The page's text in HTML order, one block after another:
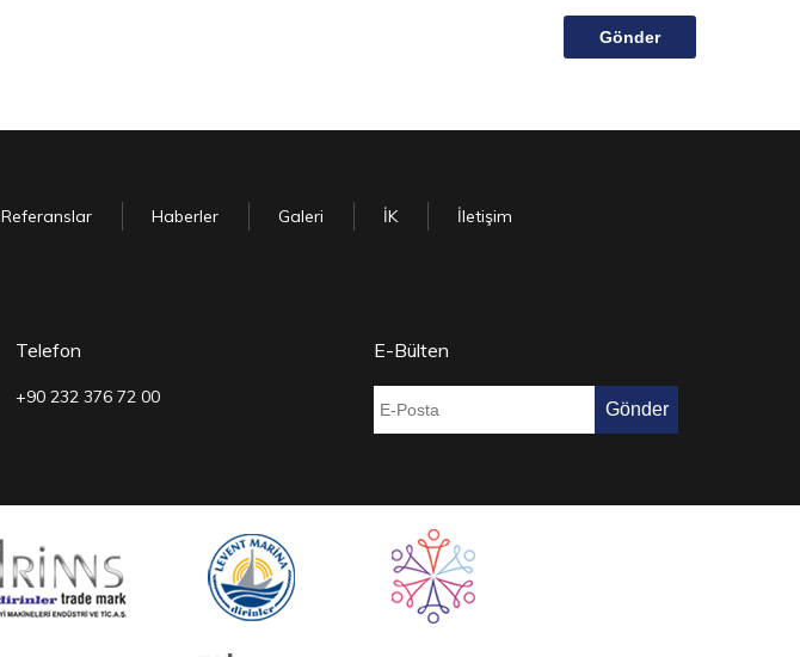
Referanslar Haberler Galeri İK İletişim
Telefon
+90 232 376 72 00
E-Bülten
Gönder